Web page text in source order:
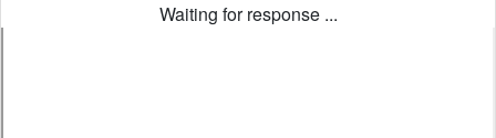
Waiting for response ...